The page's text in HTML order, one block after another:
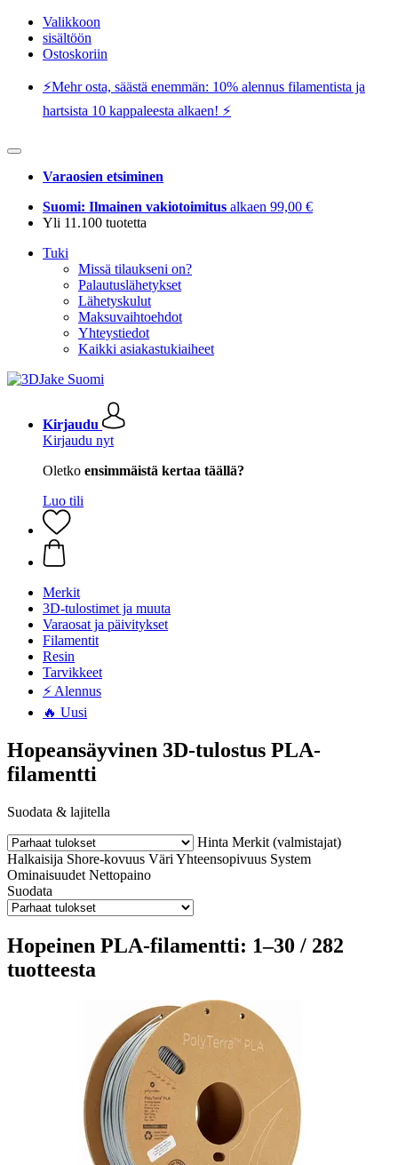
Valikkoon
sisältöön
Ostoskoriin
⚡️Mehr osta, säästä enemmän: 10% alennus filamentista ja
hartsista 10 kappaleesta alkaen! ⚡️
Varaosien etsiminen
Suomi: Ilmainen vakiotoimitus alkaen 99,00 €
Yli 11.100 tuotetta
Tuki
Missä tilaukseni on?
Palautuslähetykset
Lähetyskulut
Maksuvaihtoehdot
Yhteystiedot
Kaikki asiakastukiaiheet
Kirjaudu
Kirjaudu nyt
Oletko ensimmäistä kertaa täällä?
Luo tili
Merkit
3D-tulostimet ja muuta
Varaosat ja päivitykset
Filamentit
Resin
Tarvikkeet
⚡ Alennus
🔥 Uusi
Hopeansäyvinen 3D-tulostus PLA-
filamentti
Suodata & lajitella
Hinta Merkit (valmistajat)
Halkaisija Shore-kovuus Väri Yhteensopivuus System
Ominaisuudet Nettopaino
Suodata
Hopeinen PLA-filamentti: 1–30 / 282
tuotteesta